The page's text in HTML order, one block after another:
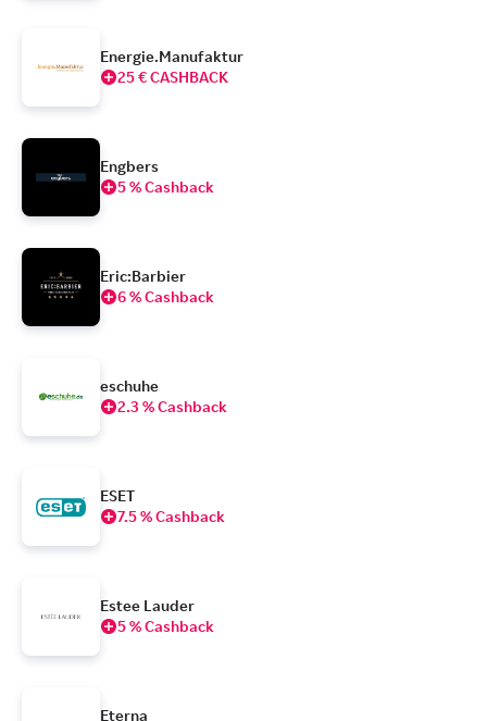
Energie.Manufaktur
25 € CASHBACK
Engbers
5 % Cashback
Eric:Barbier
6 % Cashback
eschuhe
2.3 % Cashback
ESET
7.5 % Cashback
Estee Lauder
5 % Cashback
Eterna